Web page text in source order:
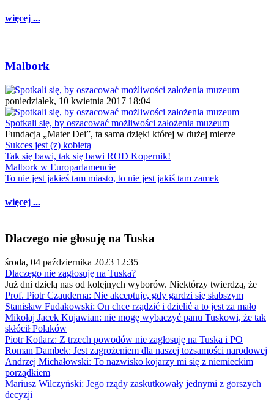
więcej ...
Malbork
poniedziałek, 10 kwietnia 2017 18:04
Spotkali się, by oszacować możliwości założenia muzeum
Fundacja „Mater Dei”, ta sama dzięki której w dużej mierze
Sukces jest (z) kobietą
Tak się bawi, tak się bawi ROD Kopernik!
Malbork w Europarlamencie
To nie jest jakieś tam miasto, to nie jest jakiś tam zamek
więcej ...
Dlaczego nie głosuję na Tuska
środa, 04 października 2023 12:35
Dlaczego nie zagłosuję na Tuska?
Już dni dzielą nas od kolejnych wyborów. Niektórzy twierdzą, że
Prof. Piotr Czauderna: Nie akceptuję, gdy gardzi się słabszym
Stanisław Fudakowski: On chce rządzić i dzielić a to jest za mało
Mikołaj Jacek Kujawian: nie mogę wybaczyć panu Tuskowi, że tak
skłócił Polaków
Piotr Kotlarz: Z trzech powodów nie zagłosuję na Tuska i PO
Roman Dambek: Jest zagrożeniem dla naszej tożsamości narodowej
Andrzej Michałowski: To nazwisko kojarzy mi się z niemieckim
porządkiem
Mariusz Wilczyński: Jego rządy zaskutkowały jednymi z gorszych
decyzji